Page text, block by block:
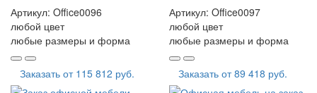
Артикул: Office0096
любой цвет
любые размеры и форма
Заказать от 115 812 руб.
Артикул: Office0097
любой цвет
любые размеры и форма
Заказать от89 418 руб.